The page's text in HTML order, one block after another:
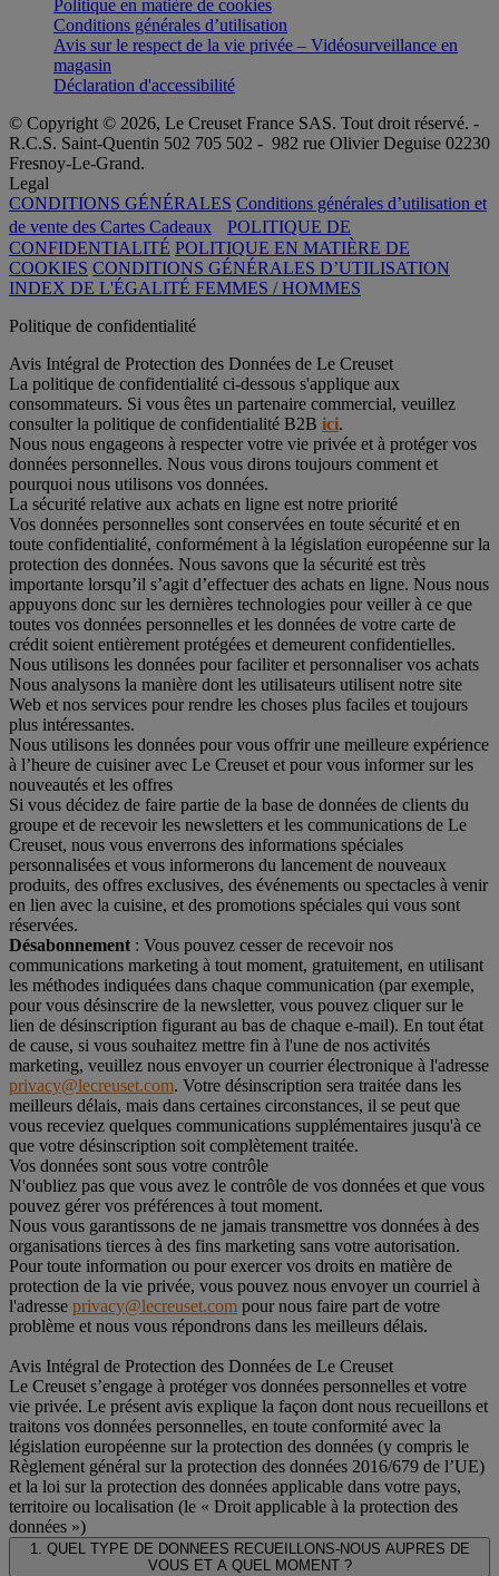
Politique en matière de cookies
Conditions générales d’utilisation
Avis sur le respect de la vie privée – Vidéosurveillance en
magasin
Déclaration d'accessibilité
© Copyright © 2026, Le Creuset France SAS. Tout droit réservé. -
R.C.S. Saint-Quentin 502 705 502 - 982 rue Olivier Deguise 02230
Fresnoy-Le-Grand.
Legal
CONDITIONS GÉNÉRALES Conditions générales d’utilisation et
de vente des Cartes Cadeaux
POLITIQUE DE
CONFIDENTIALITÉ POLITIQUE EN MATIÈRE DE
COOKIES CONDITIONS GÉNÉRALES D’UTILISATION
INDEX DE L'ÉGALITÉ FEMMES / HOMMES
Politique de confidentialité
Avis Intégral de Protection des Données de Le Creuset
La politique de confidentialité ci-dessous s'applique aux
consommateurs. Si vous êtes un partenaire commercial, veuillez
consulter la politique de confidentialité B2B ici.
Nous nous engageons à respecter votre vie privée et à protéger vos
données personnelles. Nous vous dirons toujours comment et
pourquoi nous utilisons vos données.
La sécurité relative aux achats en ligne est notre priorité
Vos données personnelles sont conservées en toute sécurité et en
toute confidentialité, conformément à la législation européenne sur la
protection des données. Nous savons que la sécurité est très
importante lorsqu’il s’agit d’effectuer des achats en ligne. Nous nous
appuyons donc sur les dernières technologies pour veiller à ce que
toutes vos données personnelles et les données de votre carte de
crédit soient entièrement protégées et demeurent confidentielles.
Nous utilisons les données pour faciliter et personnaliser vos achats
Nous analysons la manière dont les utilisateurs utilisent notre site
Web et nos services pour rendre les choses plus faciles et toujours
plus intéressantes.
Nous utilisons les données pour vous offrir une meilleure expérience
à l’heure de cuisiner avec Le Creuset et pour vous informer sur les
nouveautés et les offres
Si vous décidez de faire partie de la base de données de clients du
groupe et de recevoir les newsletters et les communications de Le
Creuset, nous vous enverrons des informations spéciales
personnalisées et vous informerons du lancement de nouveaux
produits, des offres exclusives, des événements ou spectacles à venir
en lien avec la cuisine, et des promotions spéciales qui vous sont
réservées.
Désabonnement : Vous pouvez cesser de recevoir nos
communications marketing à tout moment, gratuitement, en utilisant
les méthodes indiquées dans chaque communication (par exemple,
pour vous désinscrire de la newsletter, vous pouvez cliquer sur le
lien de désinscription figurant au bas de chaque e-mail). En tout état
de cause, si vous souhaitez mettre fin à l'une de nos activités
marketing, veuillez nous envoyer un courrier électronique à l'adresse
privacy@lecreuset.com. Votre désinscription sera traitée dans les
meilleurs délais, mais dans certaines circonstances, il se peut que
vous receviez quelques communications supplémentaires jusqu'à ce
que votre désinscription soit complètement traitée.
Vos données sont sous votre contrôle
N'oubliez pas que vous avez le contrôle de vos données et que vous
pouvez gérer vos préférences à tout moment.
Nous vous garantissons de ne jamais transmettre vos données à des
organisations tierces à des fins marketing sans votre autorisation.
Pour toute information ou pour exercer vos droits en matière de
protection de la vie privée, vous pouvez nous envoyer un courriel à
l'adresse privacy@lecreuset.com pour nous faire part de votre
problème et nous vous répondrons dans les meilleurs délais.
Avis Intégral de Protection des Données de Le Creuset
Le Creuset s’engage à protéger vos données personnelles et votre
vie privée. Le présent avis explique la façon dont nous recueillons et
traitons vos données personnelles, en toute conformité avec la
législation européenne sur la protection des données (y compris le
Règlement général sur la protection des données 2016/679 de l’UE)
et la loi sur la protection des données applicable dans votre pays,
territoire ou localisation (le « Droit applicable à la protection des
données »)
1. QUEL TYPE DE DONNEES RECUEILLONS-NOUS AUPRES DE
VOUS ET A QUEL MOMENT ?